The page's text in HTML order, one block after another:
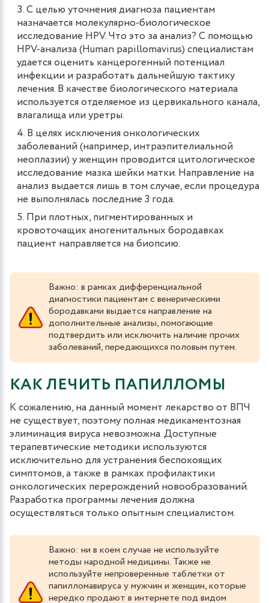
С целью уточнения диагноза пациентам
назначается молекулярно-биологическое
исследование HPV. Что это за анализ? С помощью
HPV-анализа (Human papillomavirus) специалистам
удается оценить канцерогенный потенциал
инфекции и разработать дальнейшую тактику
лечения. В качестве биологического материала
используется отделяемое из цервикального канала,
влагалища или уретры.
В целях исключения онкологических
заболеваний (например, интраэпителиальной
неоплазии) у женщин проводится цитологическое
исследование мазка шейки матки. Направление на
анализ выдается лишь в том случае, если процедура
не выполнялась последние 3 года.
При плотных, пигментированных и
кровоточащих аногенитальных бородавках
пациент направляется на биопсию.
Важно: в рамках дифференциальной
диагностики пациентам с венерическими
бородавками выдается направление на
дополнительные анализы, помогающие
подтвердить или исключить наличие прочих
заболеваний, передающихся половым путем.
КАК ЛЕЧИТЬ ПАПИЛЛОМЫ
К сожалению, на данный момент лекарство от ВПЧ
не существует, поэтому полная медикаментозная
элиминация вируса невозможна. Доступные
терапевтические методики используются
исключительно для устранения беспокоящих
симптомов, а также в рамках профилактики
онкологических перерождений новообразований.
Разработка программы лечения должна
осуществляться только опытным специалистом.
Важно: ни в коем случае не используйте
методы народной медицины. Также не
используйте непроверенные таблетки от
папилломавируса у мужчин и женщин, которые
нередко продают в интернете под видом